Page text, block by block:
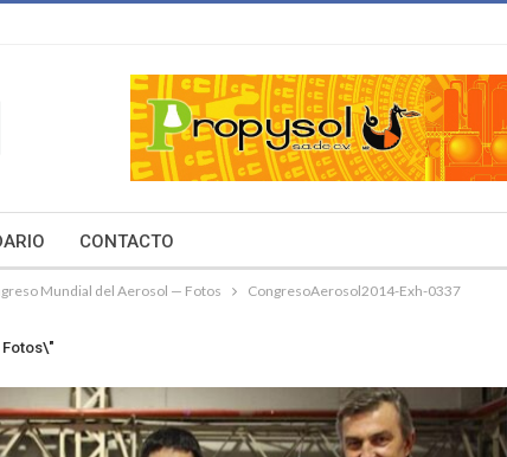
CONTACTO
Mundial del Aerosol — Fotos CongresoAerosol2014-Exh-0337